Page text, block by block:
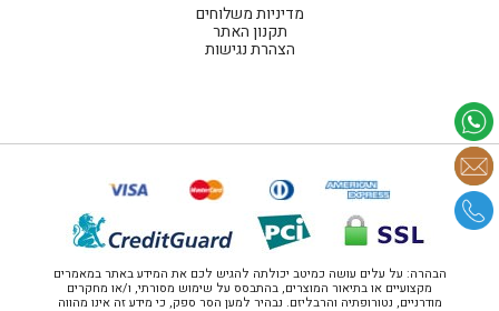
מדיניות משלוחים
תקנון האתר
הצהרת נגישות
הבהרה: על עלים עושה כמיטב יכולתה להגיש לכם את המידע באתר במאמרים
מקצועיים או בתיאור המוצרים, בהתבסס על שימוש מסורתי, ו/או מחקרים
מודרניים, נטורופתיה והרבליזם. נבהיר למען הסר ספק, כי מידע זה אינו מהווה